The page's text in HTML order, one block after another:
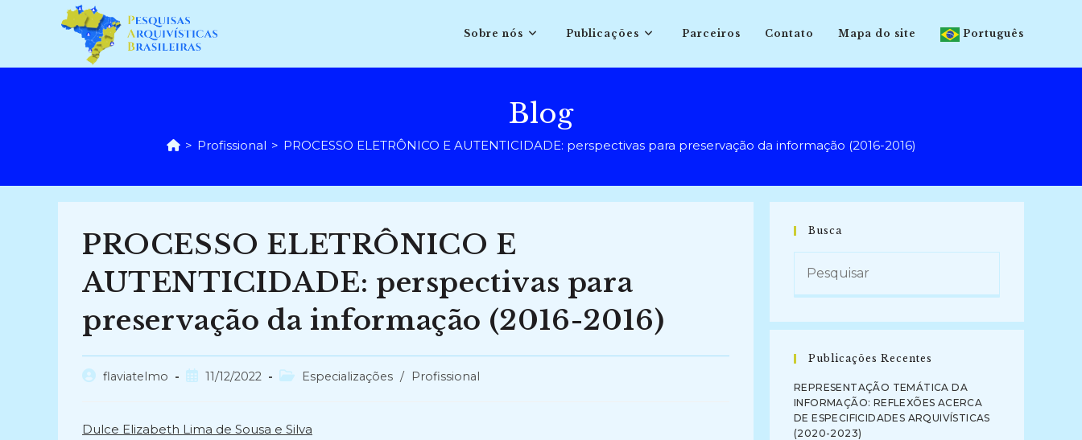
conteúdo
Sobre nós Publicações Parceiros Contato Mapa do site Português
Blog
> Profissional > PROCESSO ELETRÔNICO E AUTENTICIDADE: perspectivas para preservação da informação (2016-2016)
PROCESSO ELETRÔNICO E
AUTENTICIDADE: perspectivas para
preservação da informação (2016-2016)
Autorflaviatelmo
Post11/12/2022
Categoria
Especializações / Profissional
Dulce Elizabeth Lima de Sousa e Silva
Busca
Publicações Recentes
REPRESENTAÇÃO TEMÁTICA DA
INFORMAÇÃO: REFLEXÕES ACERCA
DE ESPECIFICIDADES ARQUIVÍSTICAS
(2020-2023)